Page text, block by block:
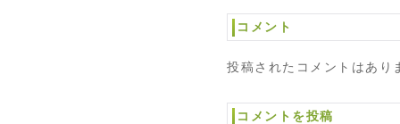
コメント
投稿されたコメントはあり
コメントを投稿